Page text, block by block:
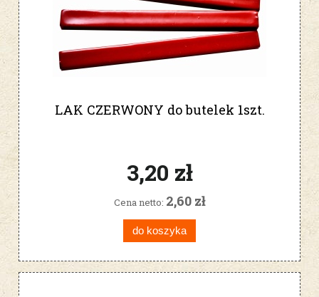
LAK CZERWONY do butelek 1szt.
3,20 zł
Cena netto: 2,60 zł
do koszyka